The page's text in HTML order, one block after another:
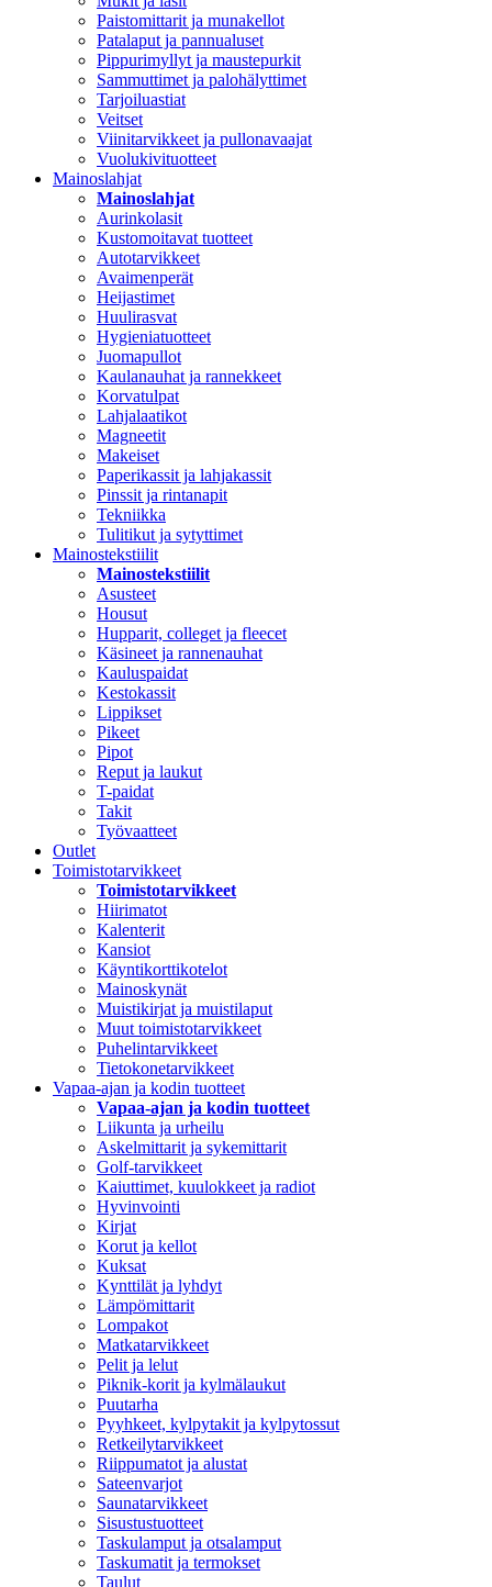
Paistomittarit ja munakellot
Patalaput ja pannualuset
Pippurimyllyt ja maustepurkit
Sammuttimet ja palohälyttimet
Tarjoiluastiat
Veitset
Viinitarvikkeet ja pullonavaajat
Vuolukivituotteet
Mainoslahjat
Mainoslahjat
Aurinkolasit
Kustomoitavat tuotteet
Autotarvikkeet
Avaimenperät
Heijastimet
Huulirasvat
Hygieniatuotteet
Juomapullot
Kaulanauhat ja rannekkeet
Korvatulpat
Lahjalaatikot
Magneetit
Makeiset
Paperikassit ja lahjakassit
Pinssit ja rintanapit
Tekniikka
Tulitikut ja sytyttimet
Mainostekstiilit
Mainostekstiilit
Asusteet
Housut
Hupparit, colleget ja fleecet
Käsineet ja rannenauhat
Kauluspaidat
Kestokassit
Lippikset
Pikeet
Pipot
Reput ja laukut
T-paidat
Takit
Työvaatteet
Outlet
Toimistotarvikkeet
Toimistotarvikkeet
Hiirimatot
Kalenterit
Kansiot
Käyntikorttikotelot
Mainoskynät
Muistikirjat ja muistilaput
Muut toimistotarvikkeet
Puhelintarvikkeet
Tietokonetarvikkeet
Vapaa-ajan ja kodin tuotteet
Vapaa-ajan ja kodin tuotteet
Liikunta ja urheilu
Askelmittarit ja sykemittarit
Golf-tarvikkeet
Kaiuttimet, kuulokkeet ja radiot
Hyvinvointi
Kirjat
Korut ja kellot
Kuksat
Kynttilät ja lyhdyt
Lämpömittarit
Lompakot
Matkatarvikkeet
Pelit ja lelut
Piknik-korit ja kylmälaukut
Puutarha
Pyyhkeet, kylpytakit ja kylpytossut
Retkeilytarvikkeet
Riippumatot ja alustat
Sateenvarjot
Saunatarvikkeet
Sisustustuotteet
Taskulamput ja otsalamput
Taskumatit ja termokset
Taulut